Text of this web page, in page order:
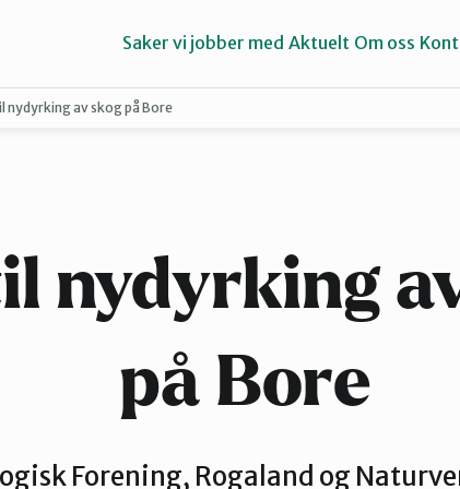
Saker vi jobber med Aktuelt Om oss
nydyrking av skog på Bore
nydyrking
på Bore
Forening, Rogaland og